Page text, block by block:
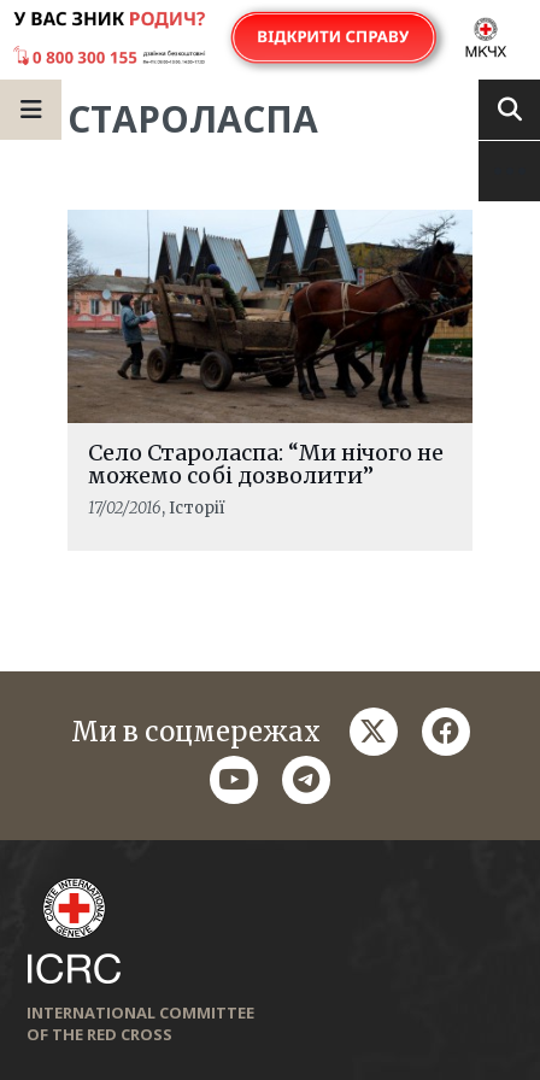
СТАРОЛАСПА
Село Староласпа: “Ми нічого не
можемо собі дозволити”
17/02/2016, Історії
Ми в соцмережах twitter
youtubetelegram
INTERNATIONAL COMMITTEE
OF THE RED CROSS